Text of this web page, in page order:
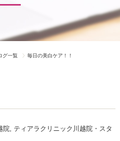
グ一覧 毎日の美白ケア！！
院, ティアラクリニック川越院・スタ